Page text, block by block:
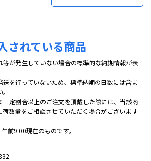
されている商品
が発生していない場合の標準的な納期情報が表
を行っていないため、標準納期の日数には含ま
定割合以上のご注文を頂戴した際には、当該商
数量をご相談させていただく場合がございます
前9:00現在のものです。